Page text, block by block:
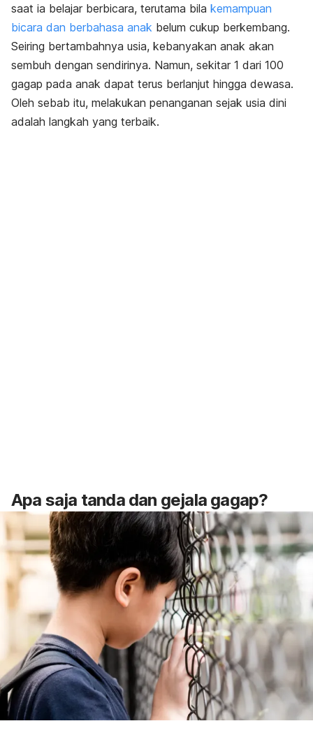
saat ia belajar berbicara, terutama bila kemampuan
bicara dan berbahasa anak belum cukup berkembang.
Seiring bertambahnya usia, kebanyakan anak akan
sembuh dengan sendirinya. Namun, sekitar 1 dari 100
gagap pada anak dapat terus berlanjut hingga dewasa.
Oleh sebab itu, melakukan penanganan sejak usia dini
adalah langkah yang terbaik.
Apa saja tanda dan gejala gagap?